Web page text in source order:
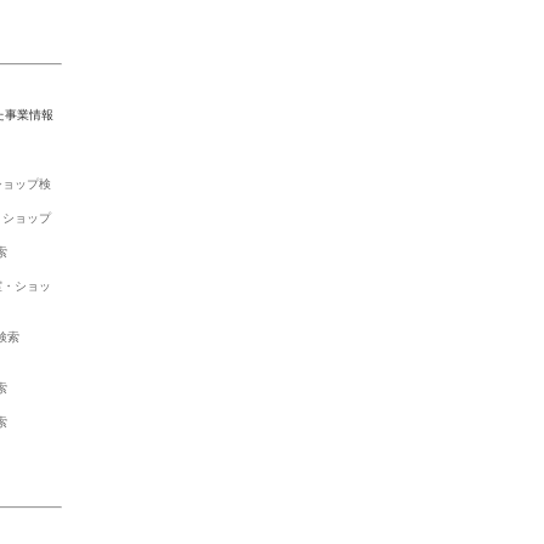
事業情報
ップ検
ョップ
ショッ
索